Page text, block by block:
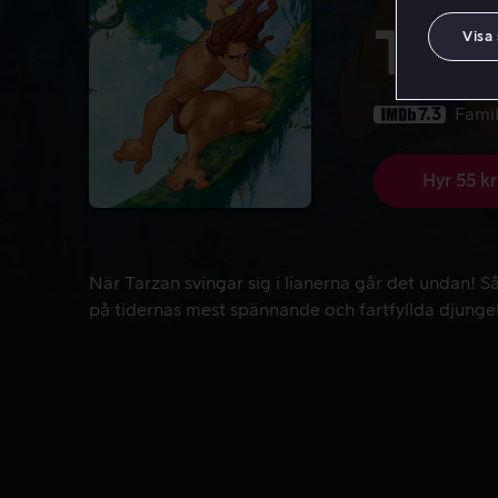
7.3
Hyr 55 kr
När Tarzan svingar sig i lianerna går det undan!
När Tarzan svingar sig i lianerna går det undan!
på tidernas mest spännande och fartfyllda
Visa